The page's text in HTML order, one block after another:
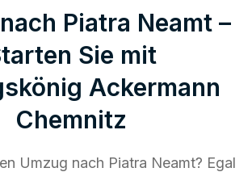
Piatra Neamt –
Sie mit
Ackermann
Chemnitz
Umzug nach Piatra Neamt? Egal